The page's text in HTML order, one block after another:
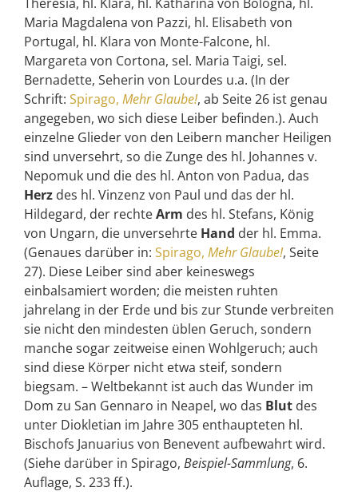
Theresia, hl. Klara, hl. Katharina von Bologna, hl.
Maria Magdalena von Pazzi, hl. Elisabeth von
Portugal, hl. Klara von Monte-Falcone, hl.
Margareta von Cortona, sel. Maria Taigi, sel.
Bernadette, Seherin von Lourdes u.a. (In der
Schrift: Spirago, Mehr Glaube!, ab Seite 26 ist genau
angegeben, wo sich diese Leiber befinden.). Auch
einzelne Glieder von den Leibern mancher Heiligen
sind unversehrt, so die Zunge des hl. Johannes v.
Nepomuk und die des hl. Anton von Padua, das
Herz des hl. Vinzenz von Paul und das der hl.
Hildegard, der rechteArm des hl. Stefans, König
von Ungarn, die unversehrte Hand der hl. Emma.
(Genaues darüber in: Spirago, Mehr Glaube!, Seite
27). Diese Leiber sind aber keineswegs
einbalsamiert worden; die meisten ruhten
jahrelang in der Erde und bis zur Stunde verbreiten
sie nicht den mindesten üblen Geruch, sondern
manche sogar zeitweise einen Wohlgeruch; auch
sind diese Körper nicht etwa steif, sondern
biegsam. – Weltbekannt ist auch das Wunder im
Dom zu San Gennaro in Neapel, wo das Blut des
unter Diokletian im Jahre 305 enthaupteten hl.
Bischofs Januarius von Benevent aufbewahrt wird.
(Siehe darüber in Spirago, Beispiel-Sammlung, 6.
Auflage, S. 233 ff.).